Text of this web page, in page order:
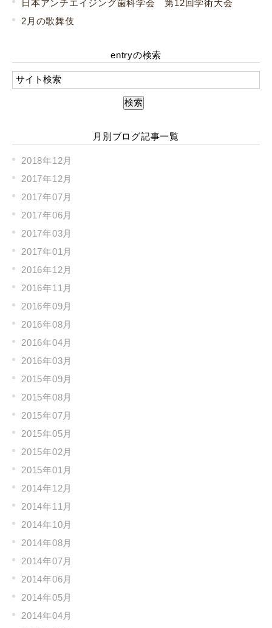
日本アンチエイジング歯科学会 第12回学術大会
2月の歌舞伎
entryの検索
月別ブログ記事一覧
2018年12月
2017年12月
2017年07月
2017年06月
2017年03月
2017年01月
2016年12月
2016年11月
2016年09月
2016年08月
2016年04月
2016年03月
2015年09月
2015年08月
2015年07月
2015年05月
2015年02月
2015年01月
2014年12月
2014年11月
2014年10月
2014年08月
2014年07月
2014年06月
2014年05月
2014年04月